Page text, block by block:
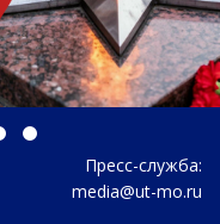
Пресс-служба:
media@ut-mo.ru